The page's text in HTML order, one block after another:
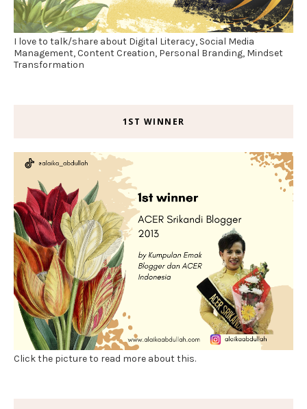
I love to talk/share about Digital Literacy, Social Media
Management, Content Creation, Personal Branding, Mindset
Transformation
1ST WINNER
Click the picture to read more about this.